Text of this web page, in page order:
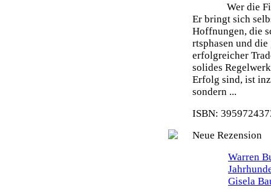
Wer die
Er bringt sich
Hoffnungen, die
rtsphasen und
erfolgreicher
solides
Erfolg sind, ist
sondern ...
ISBN:
Neue Rezension
Warren
Gisela